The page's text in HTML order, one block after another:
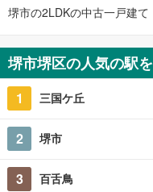
堺市の2LDKの中古一戸建て
堺市堺区の人気の駅
1 三国ケ丘
2 堺市
3 百舌鳥